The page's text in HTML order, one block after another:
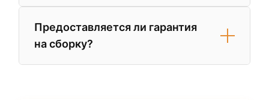
индивидуальным чертежам. Вы можете
выбрать не только размеры, но и
материалы, фурнитуру и дизайн фасадов.
Готовые модульные системы от брендов
Нонтон или Любимый дом могут быть
доставлены в течение 3-5 дней.
Индивидуальные заказы со сложными
Предоставляется ли гарантия
на сборку?